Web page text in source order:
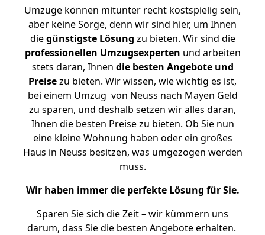
Umzüge können mitunter recht kostspielig sein,
aber keine Sorge, denn wir sind hier, um Ihnen
diegünstigste Lösung zu bieten. Wir sind die
professionellen Umzugsexperten und arbeiten
stets daran, Ihnen die besten Angebote und
Preisezu bieten. Wir wissen, wie wichtig es ist,
bei einem Umzug von Neuss nach Mayen Geld
zu sparen, und deshalb setzen wir alles daran,
Ihnen die besten Preise zu bieten. Ob Sie nun
eine kleine Wohnung haben oder ein großes
Haus in Neuss besitzen, was umgezogen werden
muss.
Wir haben immer die perfekte Lösung für Sie.
Sparen Sie sich die Zeit – wir kümmern uns
darum, dass Sie die besten Angebote erhalten.